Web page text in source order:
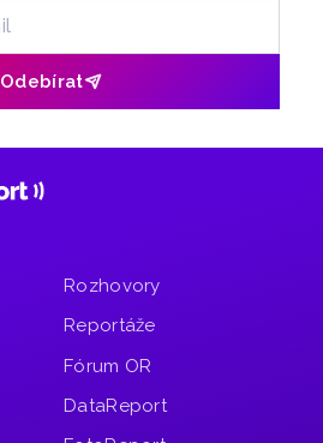
Odebírat
Rozhovory
Reportáže
Fórum OR
DataReport